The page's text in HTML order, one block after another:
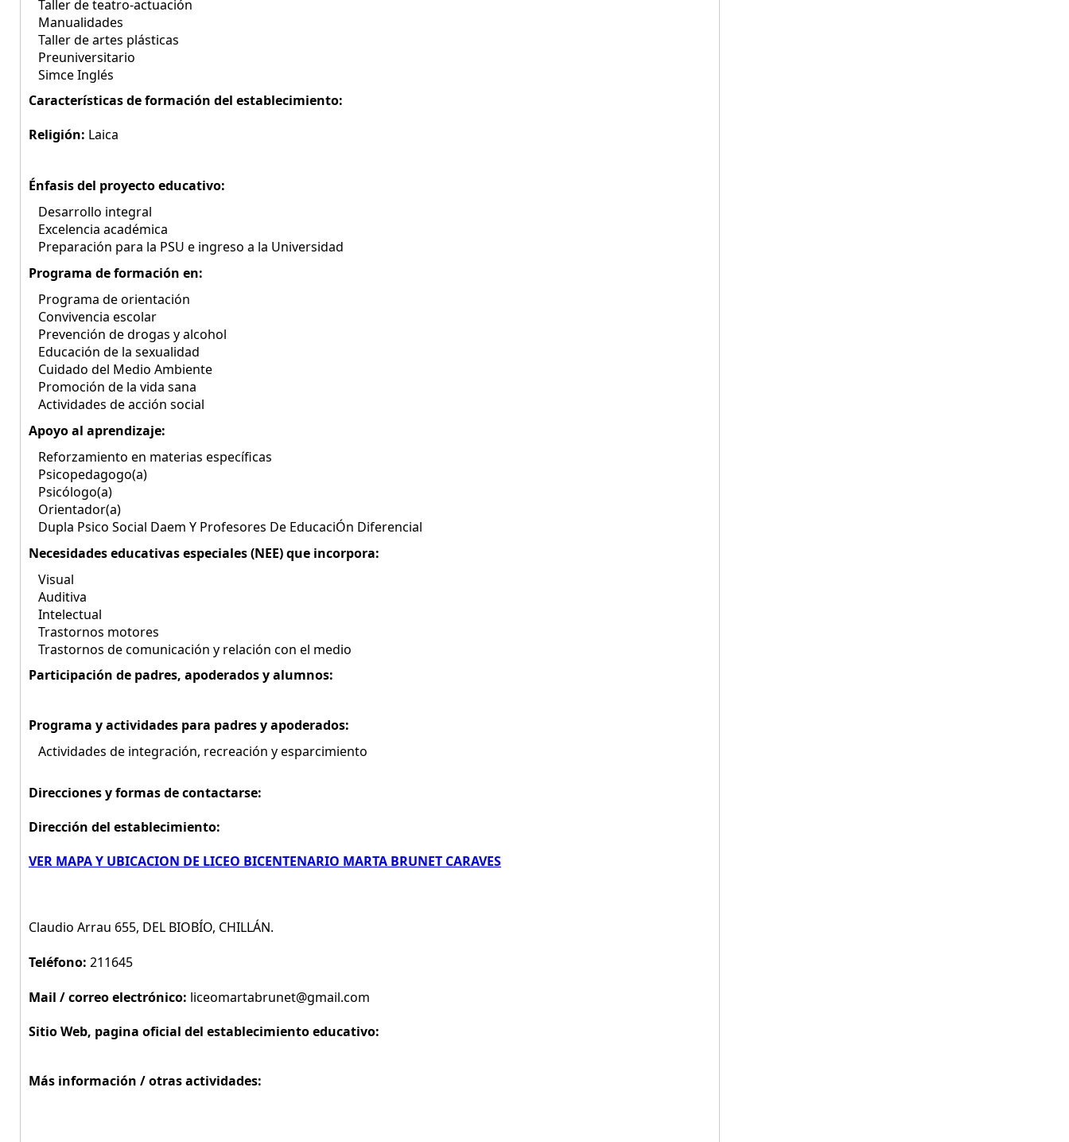
Taller de teatro-actuación
Manualidades
Taller de artes plásticas
Preuniversitario
Simce Inglés
Características de formación del establecimiento:
Religión: Laica
Énfasis del proyecto educativo:
Desarrollo integral
Excelencia académica
Preparación para la PSU e ingreso a la Universidad
Programa de formación en:
Programa de orientación
Convivencia escolar
Prevención de drogas y alcohol
Educación de la sexualidad
Cuidado del Medio Ambiente
Promoción de la vida sana
Actividades de acción social
Apoyo al aprendizaje:
Reforzamiento en materias específicas
Psicopedagogo(a)
Psicólogo(a)
Orientador(a)
Dupla Psico Social Daem Y Profesores De EducaciÓn Diferencial
Necesidades educativas especiales (NEE) que incorpora:
Visual
Auditiva
Intelectual
Trastornos motores
Trastornos de comunicación y relación con el medio
Participación de padres, apoderados y alumnos:
Programa y actividades para padres y apoderados:
Actividades de integración, recreación y esparcimiento
Direcciones y formas de contactarse:
Dirección del establecimiento:
VER MAPA Y UBICACION DE LICEO BICENTENARIO MARTA BRUNET CARAVES
Claudio Arrau 655, DEL BIOBÍO, CHILLÁN.
Teléfono: 211645
Mail / correo electrónico: liceomartabrunet@gmail.com
Sitio Web, pagina oficial del establecimiento educativo:
Más información / otras actividades: